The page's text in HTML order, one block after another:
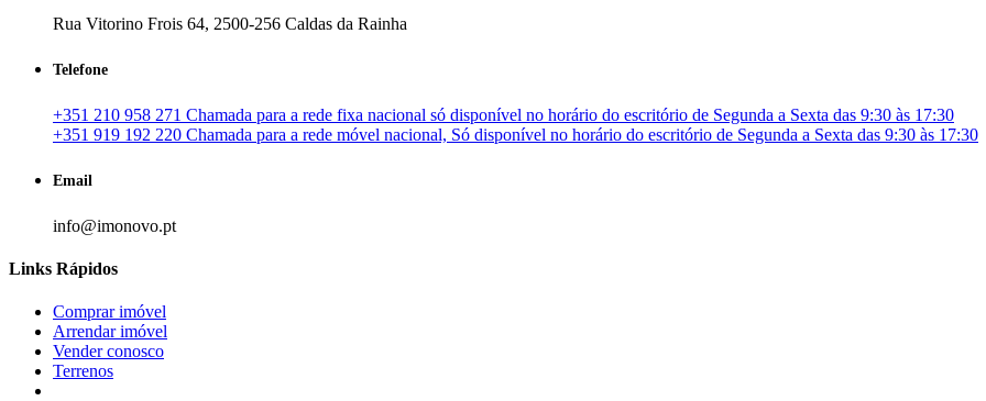
Rua Vitorino Frois 64, 2500-256 Caldas da Rainha
Telefone
+351 210 958 271 Chamada para a rede fixa nacional só disponível no horário do escritório de Segunda a Sexta das 9:30 às 17:30
+351 919 192 220 Chamada para a rede móvel nacional, Só disponível no horário do escritório de Segunda a Sexta das 9:30 às 17:30
Email
info@imonovo.pt
Links Rápidos
Comprar imóvel
Arrendar imóvel
Vender conosco
Terrenos